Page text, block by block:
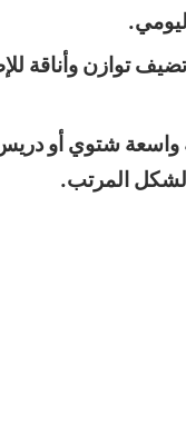
توازن وأناقة
واسعة شتوي أو
المرتب.